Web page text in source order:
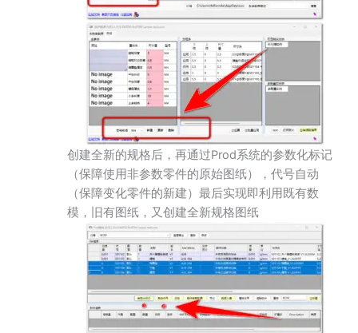
创建全新的规格后，再通过Prod系统的参数化标记
（保障使用非参数零件的原始图纸），代号自动
（保障变化零件的新建）最后实现即利用既有数
模，旧有图纸，又创建全新规格图纸